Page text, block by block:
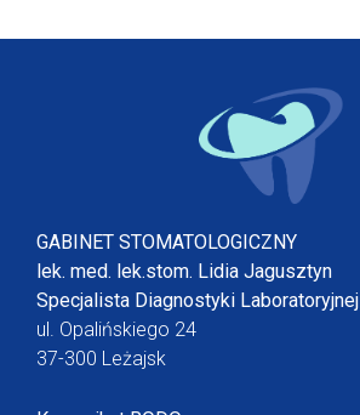
GABINET STOMATOLOGICZNY
lek. med. lek.stom. Lidia Jagusztyn
Specjalista Diagnostyki Laboratoryjnej
ul. Opalińskiego 24
37-300 Leżajsk